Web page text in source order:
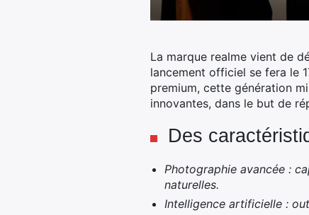
La marque realme vient de
lancement officiel se fera le
premium, cette génération
innovantes, dans le but de
Des
Photographie avancée :
naturelles.
Intelligence artificielle :